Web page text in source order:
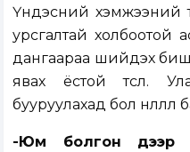
Үндэсний хэмжээний
урсгалтай холбоотой
дангаараа шийдэх
явах ёстой төсөл.
бууруулахад бол нөлөөлөл
-Юм болгон дээр